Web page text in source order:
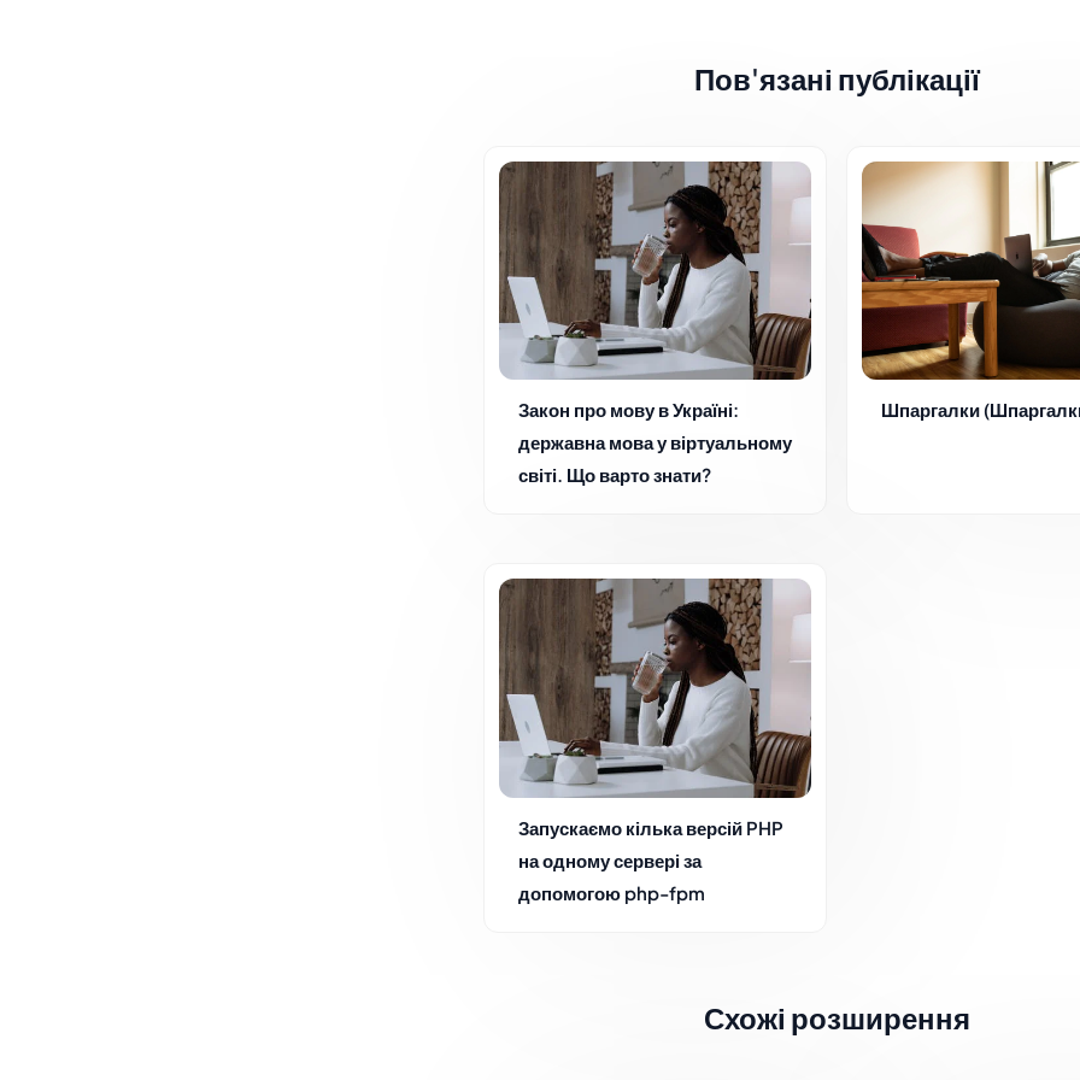
Пов'язані публікації
Закон про мову в Україні:
державна мова у віртуальному
світі. Що варто знати?
Шпаргалки
Запускаємо кілька версій PHP
на одному сервері за
допомогою php-fpm
Схожі розширення